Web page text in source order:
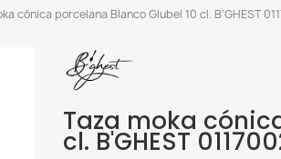
cónica porcelana Blanco Glubel 10 cl. B'GHEST
Taza moka
cl. B'GHEST